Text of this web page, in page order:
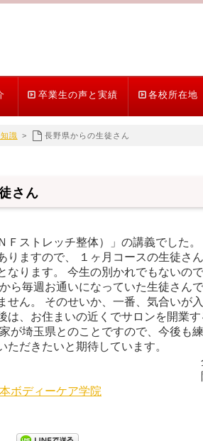
卒業生の声と実績 各校所在地
識 > 長野県からの生徒さん
さん
Ｆストレッチ整体）」の講義でした
りますので、 １ヶ月コースの生徒さ
なります。 今生の別かれでもないの
ら毎週お通いになっていた生徒さん
せん。 そのせいか、一番、気合いが
は、お住まいの近くでサロンを開業
が埼玉県とのことですので、今後も
ただきたいと期待しています。
日本ボディ
ボディーケア学院